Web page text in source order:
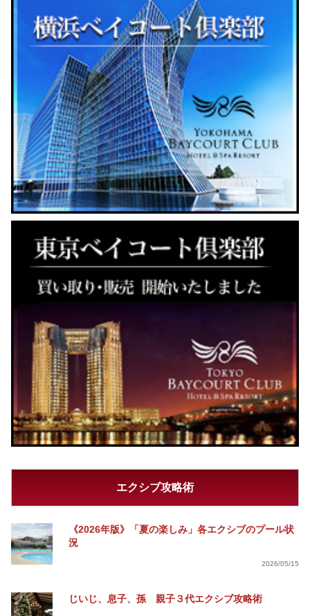
エクシブ攻略術
《2026年版》「夏の楽しみ」各エクシブのプール状
況
2026/05/15
じいじ、息子、孫 親子３代エクシブ攻略術